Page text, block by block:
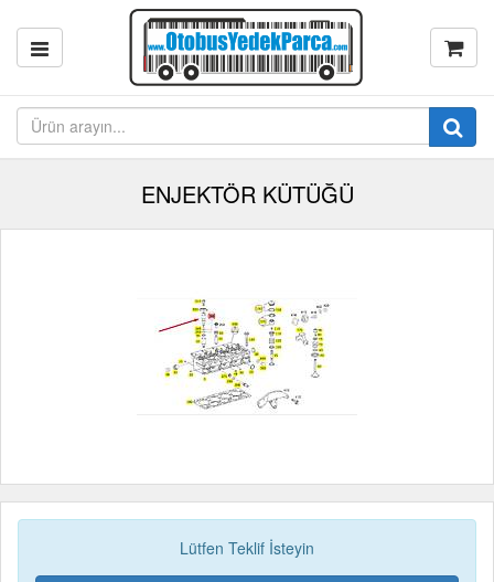
ENJEKTÖR KÜTÜĞÜ
Lütfen Teklif İsteyin